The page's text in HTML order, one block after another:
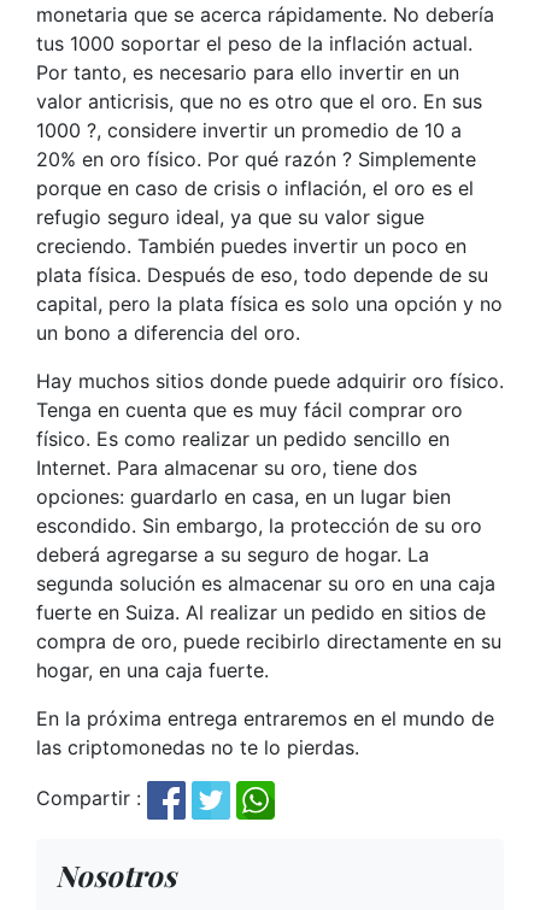
monetaria que se acerca rápidamente. No debería
tus 1000 soportar el peso de la inflación actual.
Por tanto, es necesario para ello invertir en un
valor anticrisis, que no es otro que el oro. En sus
1000 ?, considere invertir un promedio de 10 a
20% en oro físico. Por qué razón ? Simplemente
porque en caso de crisis o inflación, el oro es el
refugio seguro ideal, ya que su valor sigue
creciendo. También puedes invertir un poco en
plata física. Después de eso, todo depende de su
capital, pero la plata física es solo una opción y no
un bono a diferencia del oro.
Hay muchos sitios donde puede adquirir oro físico.
Tenga en cuenta que es muy fácil comprar oro
físico. Es como realizar un pedido sencillo en
Internet. Para almacenar su oro, tiene dos
opciones: guardarlo en casa, en un lugar bien
escondido. Sin embargo, la protección de su oro
deberá agregarse a su seguro de hogar. La
segunda solución es almacenar su oro en una caja
fuerte en Suiza. Al realizar un pedido en sitios de
compra de oro, puede recibirlo directamente en su
hogar, en una caja fuerte.
En la próxima entrega entraremos en el mundo de
las criptomonedas no te lo pierdas.
Compartir :
Nosotros